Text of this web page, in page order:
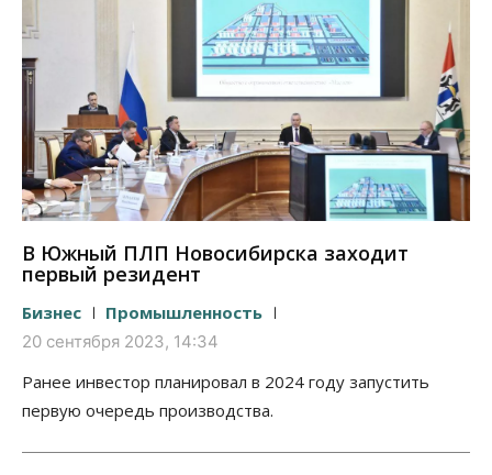
В Южный ПЛП Новосибирска заходит
первый резидент
Бизнес Промышленность
20 сентября 2023, 14:34
Ранее инвестор планировал в 2024 году запустить
первую очередь производства.